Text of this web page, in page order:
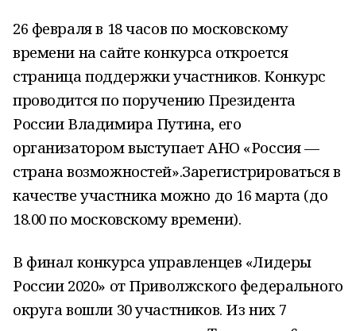
26 февраля в 18 часов по московскому
времени на сайте конкурса откроется
страница поддержки участников. Конкурс
проводится по поручению Президента
России Владимира Путина, его
организатором выступает АНО «Россия —
страна возможностей».Зарегистрироваться в
качестве участника можно до 16 марта (до
18.00 по московскому времени).
В финал конкурса управленцев «Лидеры
России 2020» от Приволжского федерального
округа вошли 30 участников. Из них 7